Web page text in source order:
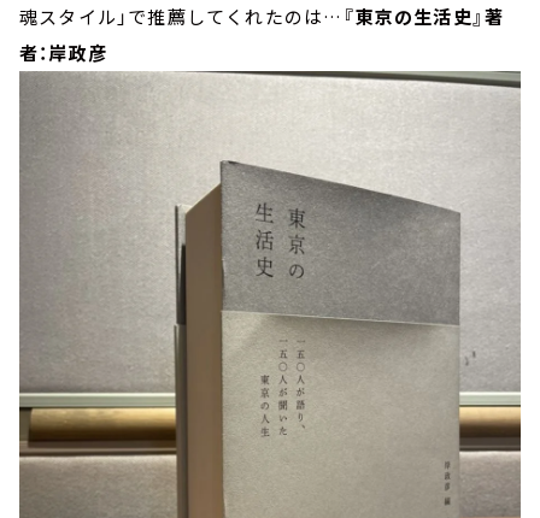
魂スタイル」で推薦してくれたのは… 『東京の生活史』著
者：岸政彦